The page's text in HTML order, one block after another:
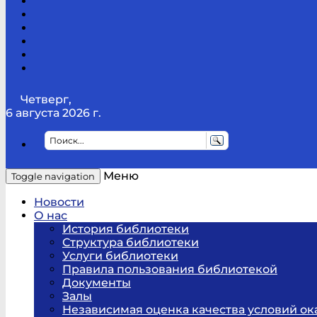
Четверг,
6 августа 2026 г.
Toggle navigation
Меню
Новости
О нас
История библиотеки
Структура библиотеки
Услуги библиотеки
Правила пользования библиотекой
Документы
Залы
Независимая оценка качества условий